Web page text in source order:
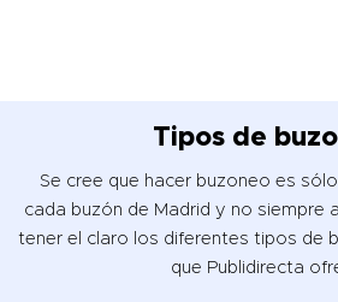
Tipos de
Se cree que hacer buzoneo es
cada buzón de Madrid y no siempre
tener el claro los diferentes tipos de
que Publidirecta